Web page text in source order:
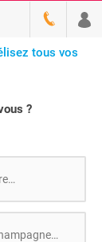
tous vos
?